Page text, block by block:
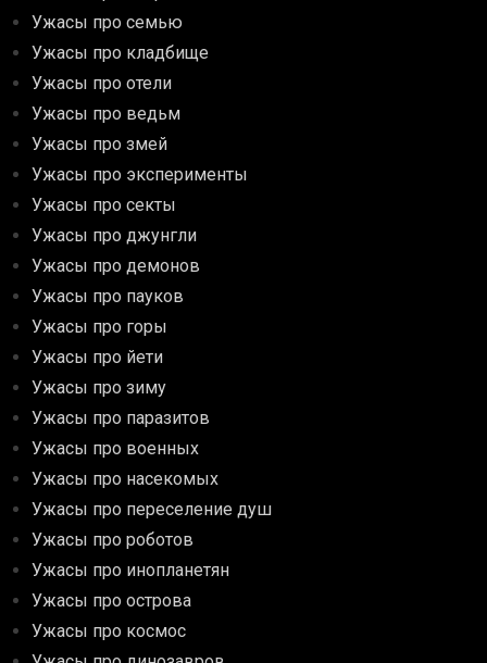
Ужасы про семью
Ужасы про кладбище
Ужасы про отели
Ужасы про ведьм
Ужасы про змей
Ужасы про эксперименты
Ужасы про секты
Ужасы про джунгли
Ужасы про демонов
Ужасы про пауков
Ужасы про горы
Ужасы про йети
Ужасы про зиму
Ужасы про паразитов
Ужасы про военных
Ужасы про насекомых
Ужасы про переселение душ
Ужасы про роботов
Ужасы про инопланетян
Ужасы про острова
Ужасы про космос